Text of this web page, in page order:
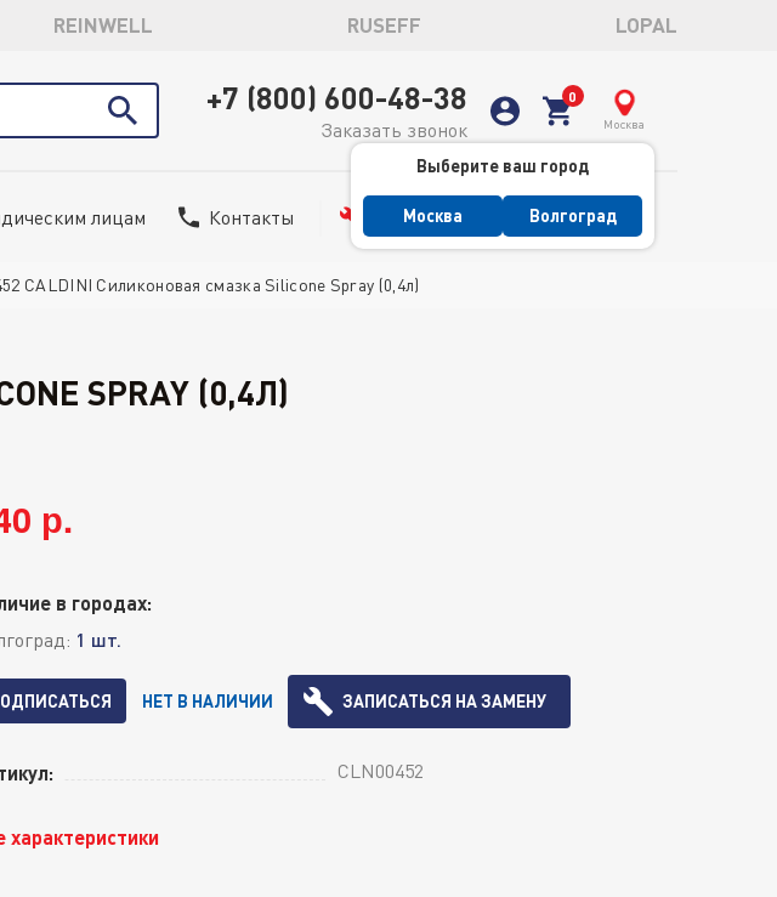
REINWELL RUSEFF LOPAL
+7 (800) 600-48-38
Заказать звонок Москва
Выберите ваш город
Москва Волгоград
лицам Контакты Сервис
CALDINI Силиконовая смазка Silicone Spray (0,4л)
SPRAY (0,4Л)
р.
в городах:
1 шт.
НЕТ В НАЛИЧИИ ЗАПИСАТЬСЯ НА ЗАМЕНУ
CLN00452
характеристики